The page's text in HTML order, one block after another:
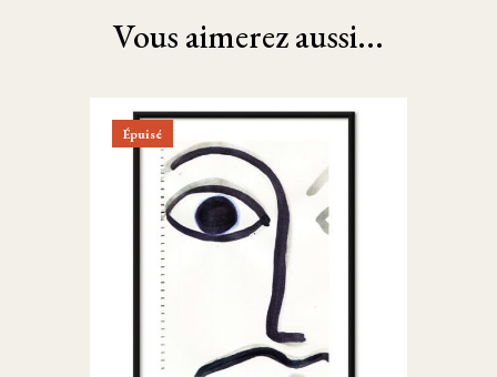
Vous aimerez aussi...
Épuisé